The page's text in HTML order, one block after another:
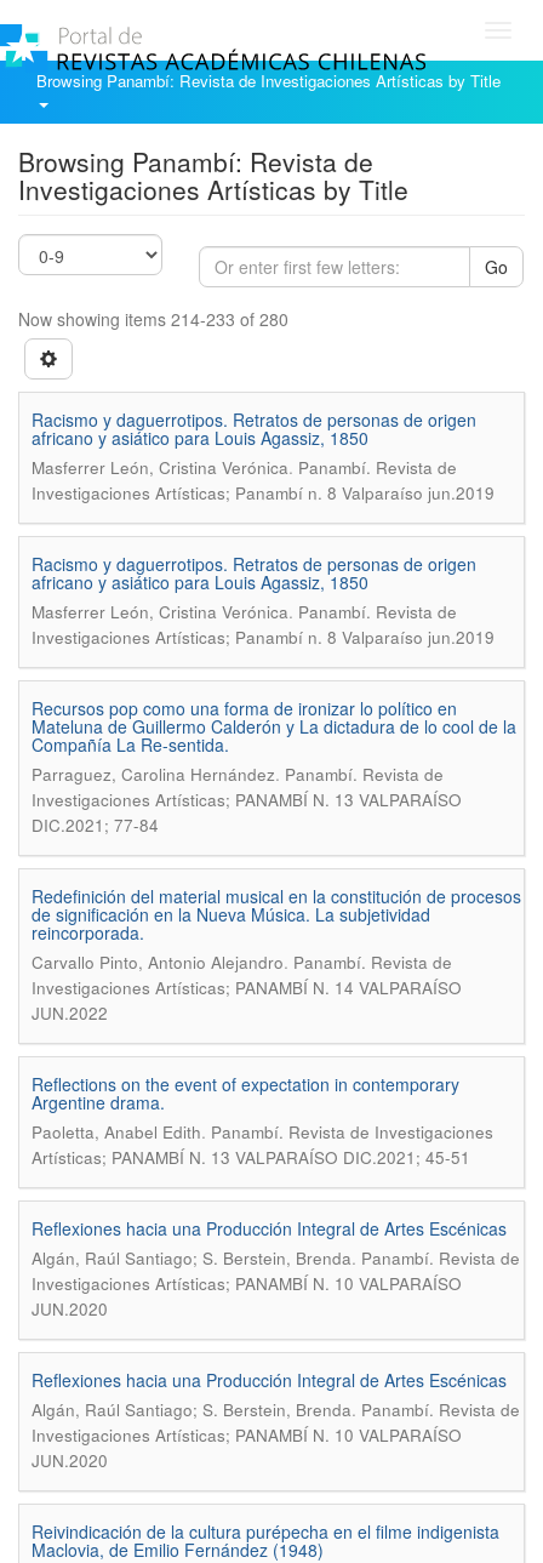
Browsing Panambí: Revista de Investigaciones Artísticas by Title
Browsing Panambí: Revista de
Investigaciones Artísticas by Title
Go
Now showing items 214-233 of 280
Racismo y daguerrotipos. Retratos de personas de origen
africano y asiático para Louis Agassiz, 1850
Masferrer León, Cristina Verónica. Panambí. Revista de
Investigaciones Artísticas; Panambí n. 8 Valparaíso jun.2019
Racismo y daguerrotipos. Retratos de personas de origen
africano y asiático para Louis Agassiz, 1850
Masferrer León, Cristina Verónica. Panambí. Revista de
Investigaciones Artísticas; Panambí n. 8 Valparaíso jun.2019
Recursos pop como una forma de ironizar lo político en
Mateluna de Guillermo Calderón y La dictadura de lo cool de la
Compañía La Re-sentida.
Parraguez, Carolina Hernández. Panambí. Revista de
Investigaciones Artísticas; PANAMBÍ N. 13 VALPARAÍSO
DIC.2021; 77-84
Redefinición del material musical en la constitución de procesos
de significación en la Nueva Música. La subjetividad
reincorporada.
Carvallo Pinto, Antonio Alejandro. Panambí. Revista de
Investigaciones Artísticas; PANAMBÍ N. 14 VALPARAÍSO
JUN.2022
Reflections on the event of expectation in contemporary
Argentine drama.
Paoletta, Anabel Edith. Panambí. Revista de Investigaciones
Artísticas; PANAMBÍ N. 13 VALPARAÍSO DIC.2021; 45-51
Reflexiones hacia una Producción Integral de Artes Escénicas
Algán, Raúl Santiago; S. Berstein, Brenda. Panambí. Revista de
Investigaciones Artísticas; PANAMBÍ N. 10 VALPARAÍSO
JUN.2020
Reflexiones hacia una Producción Integral de Artes Escénicas
Algán, Raúl Santiago; S. Berstein, Brenda. Panambí. Revista de
Investigaciones Artísticas; PANAMBÍ N. 10 VALPARAÍSO
JUN.2020
Reivindicación de la cultura purépecha en el filme indigenista
Maclovia, de Emilio Fernández (1948)